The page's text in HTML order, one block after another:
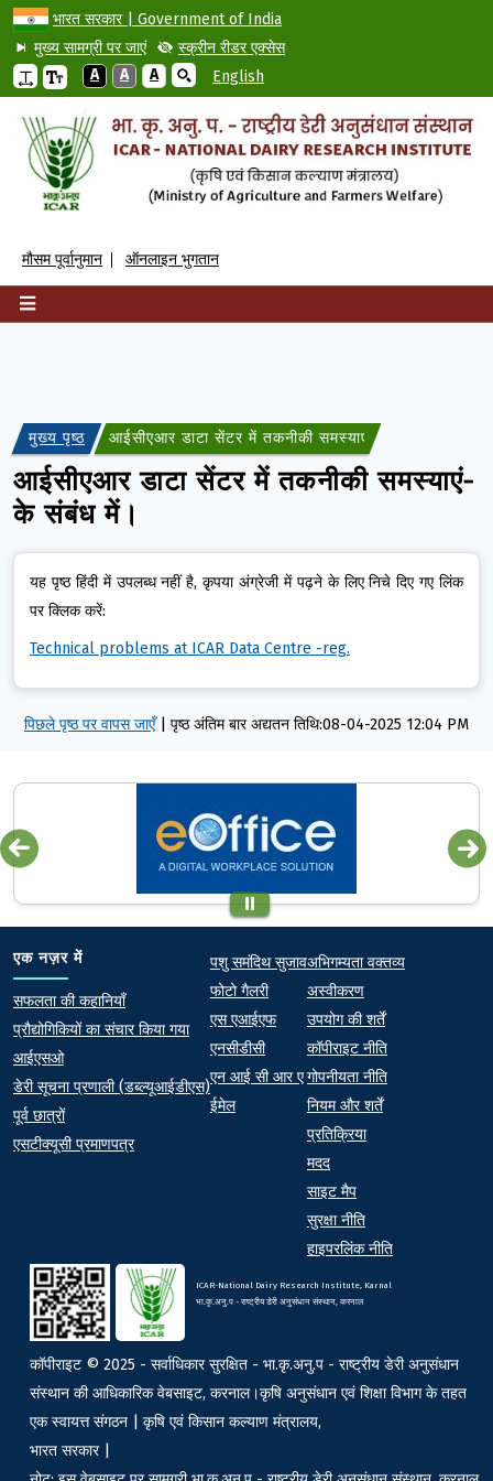
भारत सरकार | Government of India
मुख्य सामग्री पर जाएं
स्क्रीन रीडर एक्सेस
A
A A English
मौसम पूर्वानुमान ऑनलाइन भुगतान
मुख्य पृष्ठ आईसीएआर डाटा सेंटर में तकनीकी समस्याएं-के संबंध में।
आईसीएआर डाटा सेंटर में तकनीकी समस्याएं-
के संबंध में।
यह पृष्ठ हिंदी में उपलब्ध नहीं है, कृपया अंग्रेजी में पढ़ने के लिए निचे दिए गए लिंक
पर क्लिक करें:
Technical problems at ICAR Data Centre -reg.
पिछले पृष्ठ पर वापस जाएँ पृष्ठ अंतिम बार अद्यतन तिथि:08-04-2025 12:04 PM
एक नज़र में
At a Glance
सफलता की कहानियाँ
प्रौद्योगिकियों का संचार किया गया
आईएसओ
डेरी सूचना प्रणाली (डब्ल्यूआईडीएस)
पूर्व छात्रों
एसटीक्यूसी प्रमाणपत्र
Quick links
पशु समंदिथ सुजाव
फोटो गैलरी
एस एआईएफ
एनसीडीसी
एन आई सी आर ए
ईमेल
Footer
अभिगम्यता वक्तव्य
अस्वीकरण
उपयोग की शर्तें
कॉपीराइट नीति
गोपनीयता नीति
नियम और शर्तें
प्रतिक्रिया
मदद
साइट मैप
सुरक्षा नीति
हाइपरलिंक नीति
ICAR-National Dairy Research Institute, Karnal
भा.कृ.अनु.प - राष्ट्रीय डेरी अनुसंधान संस्थान, करनाल
कॉपीराइट © 2025 - सर्वाधिकार सुरक्षित - भा.कृ.अनु.प - राष्ट्रीय डेरी अनुसंधान
संस्थान की आधिकारिक वेबसाइट, करनाल।कृषि अनुसंधान एवं शिक्षा विभाग के तहत
एक स्वायत्त संगठन | कृषि एवं किसान कल्याण मंत्रालय,
भारत सरकार |